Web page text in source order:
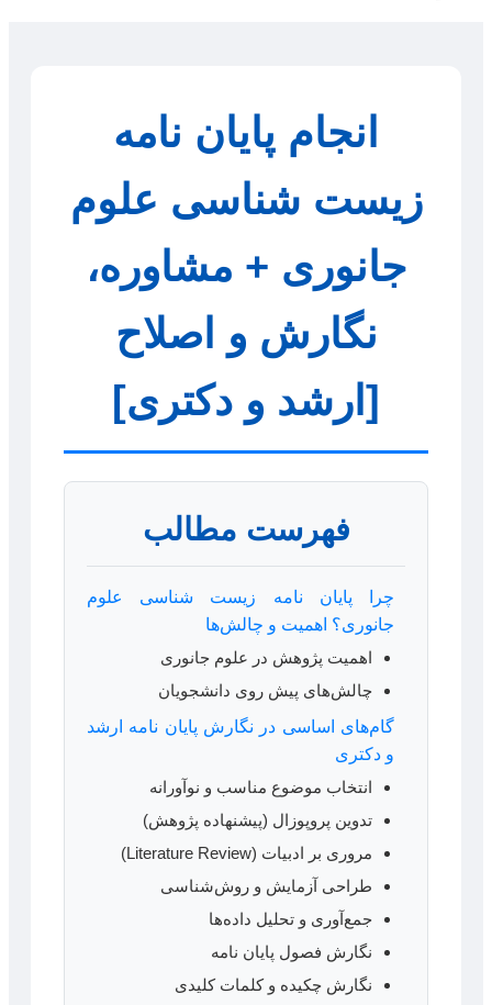
انجام پایان نامه
زیست شناسی علوم
جانوری + مشاوره،
نگارش و اصلاح
[ارشد و دکتری]
فهرست مطالب
چرا پایان نامه زیست شناسی علوم
جانوری؟ اهمیت و چالش‌ها
اهمیت پژوهش در علوم جانوری
چالش‌های پیش روی دانشجویان
گام‌های اساسی در نگارش پایان نامه ارشد
و دکتری
انتخاب موضوع مناسب و نوآورانه
تدوین پروپوزال (پیشنهاده پژوهش)
مروری بر ادبیات (Literature Review)
طراحی آزمایش و روش‌شناسی
جمع‌آوری و تحلیل داده‌ها
نگارش فصول پایان نامه
نگارش چکیده و کلمات کلیدی